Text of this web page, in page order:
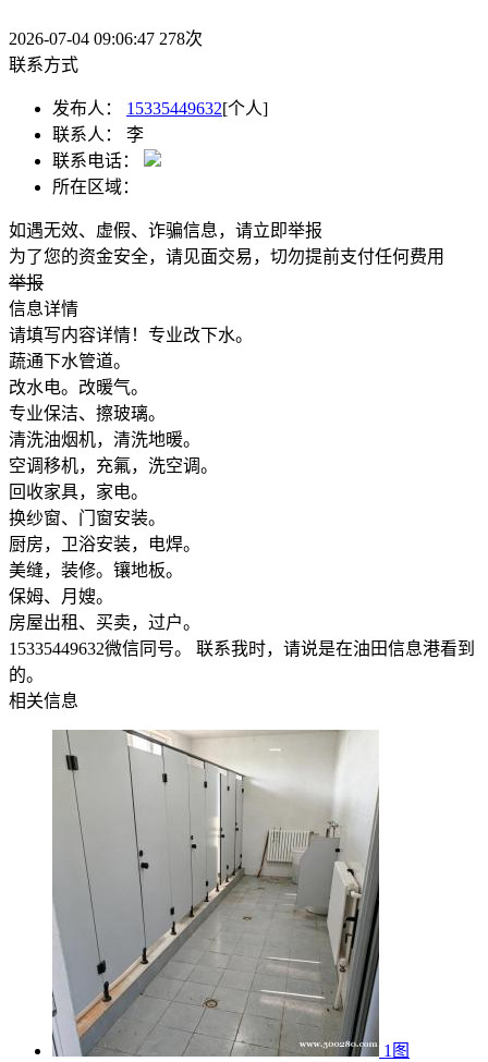
2026-07-04 09:06:47 278次
联系方式
发布人： 15335449632[个人]
联系人：
李
联系电话：
所在区域：
如遇无效、虚假、诈骗信息，请立即举报
为了您的资金安全，请见面交易，切勿提前支付任何费用
举报
信息详情
请填写内容详情！专业改下水。
蔬通下水管道。
改水电。改暖气。
专业保洁、擦玻璃。
清洗油烟机，清洗地暖。
空调移机，充氟，洗空调。
回收家具，家电。
换纱窗、门窗安装。
厨房，卫浴安装，电焊。
美缝，装修。镶地板。
保姆、月嫂。
房屋出租、买卖，过户。
15335449632微信同号。 联系我时，请说是在油田信息港看到
的。
相关信息
1图